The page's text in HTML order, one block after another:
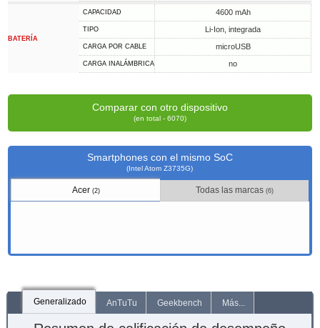
BATERÍA
CAPACIDAD 4600 mAh
TIPO Li-Ion, integrada
CARGA POR CABLE microUSB
CARGA INALÁMBRICA no
Comparar con otro dispositivo
(en total - 6070)
Smartphones con el mismo SoC
(Intel Atom Z3735G)
Acer (2) Todas las marcas(6)
Generalizado AnTuTu Geekbench Más...